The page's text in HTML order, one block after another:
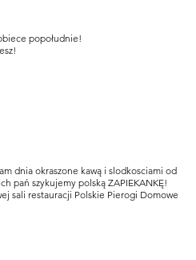
popołudnie!
dnia okraszone kawą i slodkosciami od
pań szykujemy polską ZAPIEKANKĘ!
sali restauracji Polskie Pierogi Domowe